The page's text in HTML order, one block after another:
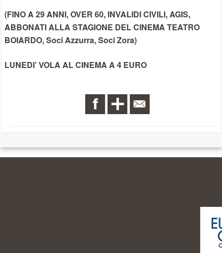
(FINO A 29 ANNI, OVER 60, INVALIDI CIVILI, AGIS,
ABBONATI ALLA STAGIONE DEL CINEMA TEATRO
BOIARDO, Soci Azzurra, Soci Zora)
LUNEDI’ VOLA AL CINEMA A 4 EURO